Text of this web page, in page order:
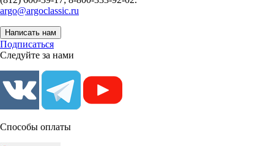
argo@argoclassic.ru
Написать нам
Подписаться
Следуйте за нами
Способы оплаты